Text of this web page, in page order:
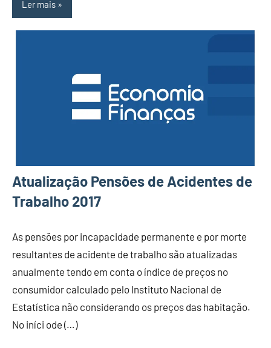
Ler mais
Atualização Pensões de Acidentes de
Trabalho 2017
As pensões por incapacidade permanente e por morte
resultantes de acidente de trabalho são atualizadas
anualmente tendo em conta o índice de preços no
consumidor calculado pelo Instituto Nacional de
Estatística não considerando os preços das habitação.
No iníci ode (…)